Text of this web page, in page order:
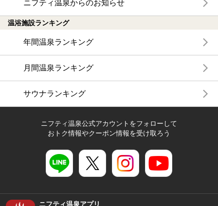
ニフティ温泉からのお知らせ
温浴施設ランキング
年間温泉ランキング
月間温泉ランキング
サウナランキング
ニフティ温泉公式アカウントをフォローして
おトク情報やクーポン情報を受け取ろう
ニフティ温泉アプリ